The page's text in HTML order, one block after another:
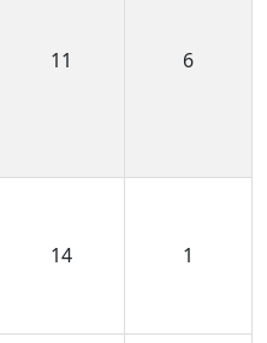
11 6
14
1